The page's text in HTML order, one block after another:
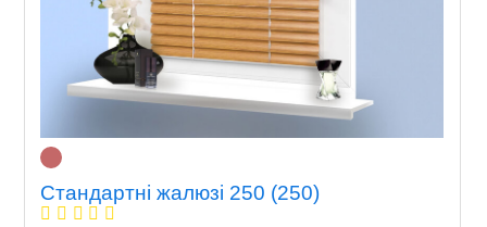
Стандартні жалюзі 250 (250)